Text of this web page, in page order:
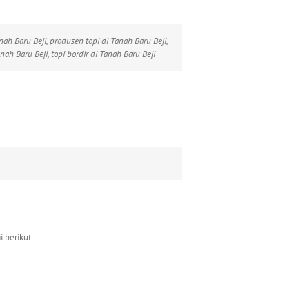
Baru Beji, produsen topi di Tanah Baru Beji,
Baru Beji, topi bordir di Tanah Baru Beji
berikut.